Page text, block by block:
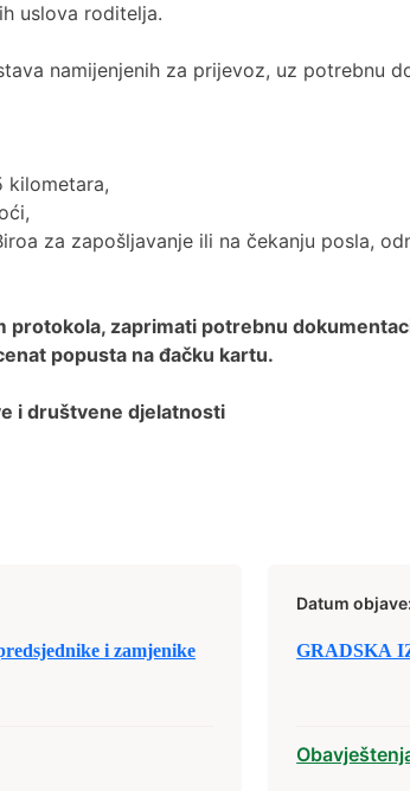
uslova roditelja.
namijenjenih za prijevoz, uz potrebnu
kilometara,
za zapošljavanje ili na čekanju posla,
protokola, zaprimati potrebnu
popusta na đačku kartu.
i društvene djelatnosti
i zamjenike
Datum objave:
GRADSKA